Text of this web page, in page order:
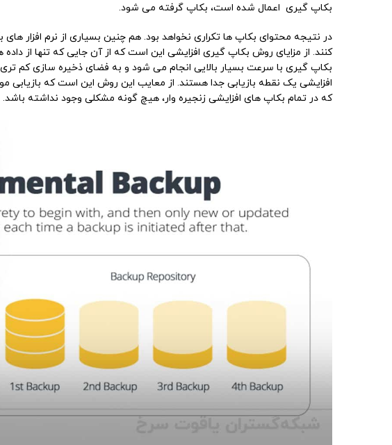
بکاپ گیری اعمال شده است، بکاپ گرفته می شود.
در نتیجه محتوای بکاپ ها تکراری نخواهد بود. هم چنین بسیاری از نرم افزار
کنند. از مزایای روش بکاپ گیری افزایشی این است که از آن جایی که تنها از
بکاپ گیری با سرعت بسیار بالایی انجام می شود و به فضای ذخیره سازی کم
افزایشی یک نقطه بازیابی جدا هستند. از معایب این روش این است که بازیابی
که در تمام بکاپ های افزایشی زنجیره وار، هیچ گونه مشکلی وجود نداشته باشد.